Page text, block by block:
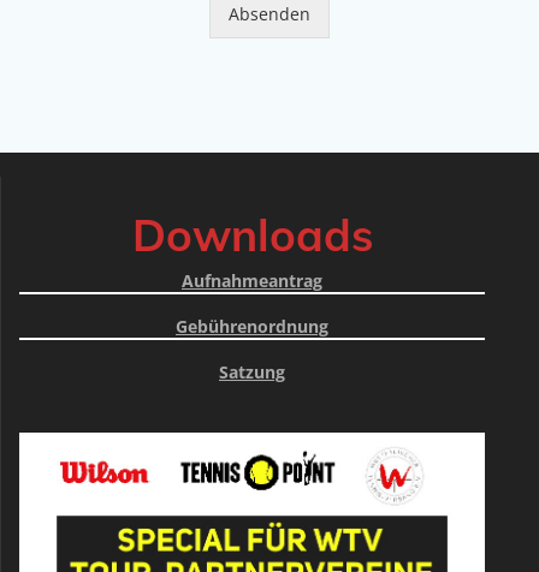
Absenden
Downloads
Aufnahmeantrag
Gebührenordnung
Satzung